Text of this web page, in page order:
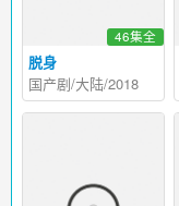
脱身
46集全
国产剧/大陆/2018